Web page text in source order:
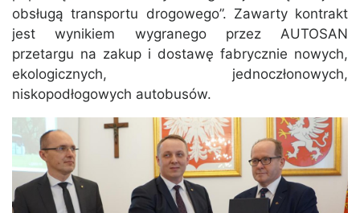
obsługą transportu drogowego”. Zawarty kontrakt
jest wynikiem wygranego przez AUTOSAN
przetargu na zakup i dostawę fabrycznie nowych,
ekologicznych, jednoczłonowych,
niskopodłogowych autobusów.